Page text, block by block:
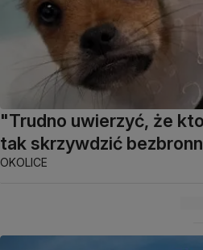
"Trudno uwierzyć, że
tak skrzywdzić
OKOLICE